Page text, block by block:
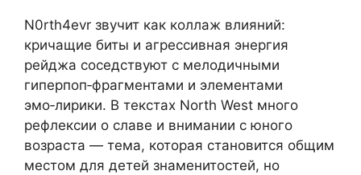
N0rth4evr звучит как коллаж влияний:
кричащие биты и агрессивная энергия
рейджа соседствуют с мелодичными
гиперпоп‑фрагментами и элементами
эмo‑лирики. В текстах North West много
рефлексии о славе и внимании с юного
возраста — тема, которая становится общим
местом для детей знаменитостей, но